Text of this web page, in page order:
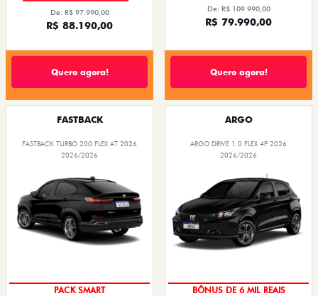
De: R$ 97.990,00
R$ 88.190,00
Quero agora!
De: R$ 109.990,00
R$ 79.990,00
Quero agora!
FASTBACK
FASTBACK TURBO 200 FLEX AT 2026
2026/2026
PACK SMART
ARGO
ARGO DRIVE 1.0 FLEX 4P 2026
2026/2026
BÔNUS DE 6 MIL REAIS